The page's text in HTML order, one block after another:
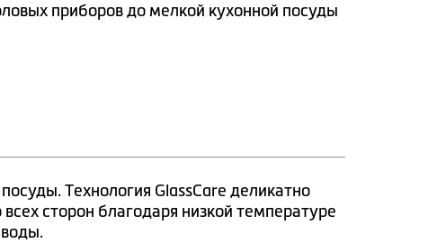
приборов до мелкой кухонной посуды
Технология GlassCare деликатно
сторон благодаря низкой температуре